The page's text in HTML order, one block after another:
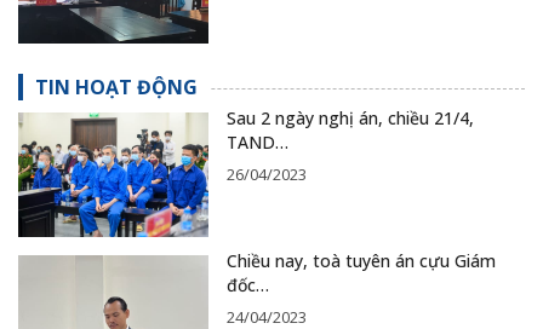
TIN HOẠT ĐỘNG
Sau 2 ngày nghị án, chiều 21/4,
TAND…
26/04/2023
Chiều nay, toà tuyên án cựu Giám
đốc…
24/04/2023